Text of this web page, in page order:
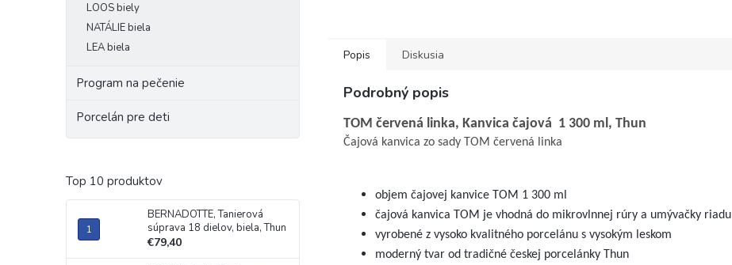
LOOS biely
NATÁLIE biela
LEA biela
Program na pečenie
Porcelán pre deti
Top 10 produktov
BERNADOTTE, Tanierová
súprava 18 dielov, biela, Thun
€79,40
Popis Diskusia
Podrobný popis
TOM červená linka, Kanvica čajová 1 300 ml, Thun
Čajová kanvica zo sady TOM červená linka
objem čajovej kanvice TOM 1 300 ml
čajová kanvica TOM je vhodná do mikrovlnnej rúry a umývačky riadu
vyrobené z vysoko kvalitného porcelánu s vysokým leskom
moderný tvar od tradičné českej porcelánky Thun